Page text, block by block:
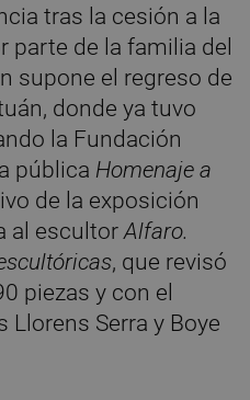
tras la cesión a la
parte de la familia del
supone el regreso de
donde ya tuvo
la Fundación
pública Homenaje a
de la exposición
al escultorAlfaro.
, que revisó
piezas y con el
Serra y Boye